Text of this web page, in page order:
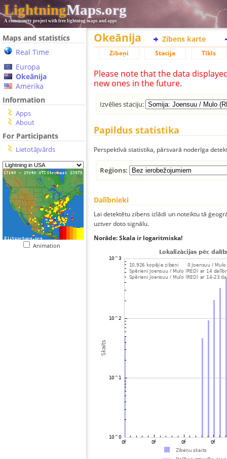
LightningMaps.org
A community project with free lightning maps and apps
Maps and statistics
Real Time
Europa
Okeānija
Amerika
Information
Apps
About
For Participants
Lietotājvārds
Animation
Okeānija Zibens karte
Zibeņi Stacija Tīkls
Please note that the data
new ones in the future.
Izvēlies staciju:
Papildus statistika
Perspektīvā statistika, pārsvarā noderīga
Reģions:
Dalībnieki
Lai detektētu zibens izlādi un noteiktu tā
uztver doto signālu.
Norāde: Skala ir logaritmiska!